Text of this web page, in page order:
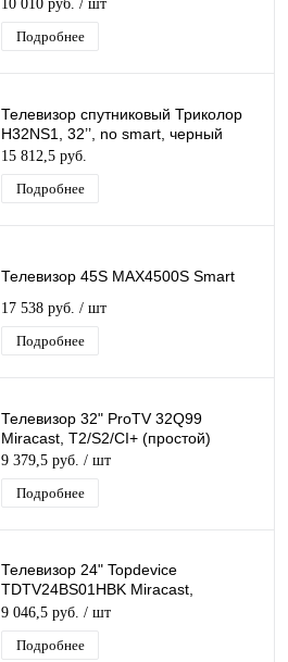
10 010 руб. / шт
Подробнее
Телевизор спутниковый Триколор
H32NS1, 32’’, no smart, черный
15 812,5 руб.
Подробнее
Телевизор 45S MAX4500S Smart
17 538 руб. / шт
Подробнее
Телевизор 32" ProTV 32Q99
Miracast, T2/S2/CI+ (простой)
9 379,5 руб. / шт
Подробнее
Телевизор 24" Topdevice
TDTV24BS01HBK Miracast,
YouTube, T2/S2/CI+
9 046,5 руб. / шт
Подробнее